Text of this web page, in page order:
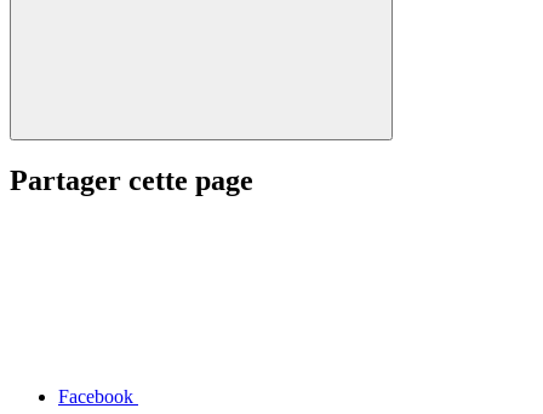
Partager cette page
Facebook